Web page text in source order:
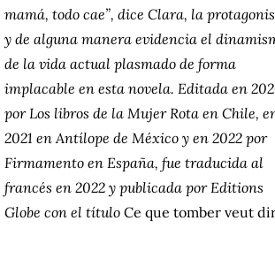
mamá, todo cae”, dice Clara, la
y de alguna manera evidencia el
de la vida actual plasmado de forma
implacable en esta novela. Editada en
por Los libros de la Mujer Rota en Chile,
2021 en Antílope de México y en 2022 por
Firmamento en España, fue traducida al
francés en 2022 y publicada por Editions
Globe con el título Ce que tomber veut